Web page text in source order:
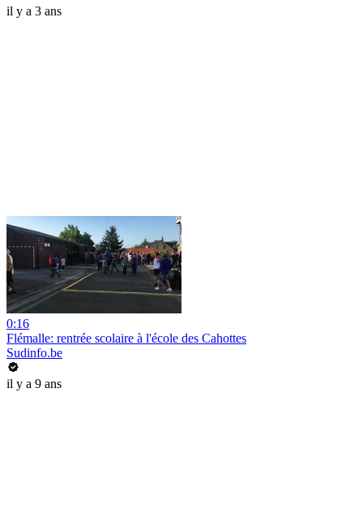
il y a 3 ans
0:16
Flémalle: rentrée scolaire à l'école des Cahottes
Sudinfo.be
il y a 9 ans